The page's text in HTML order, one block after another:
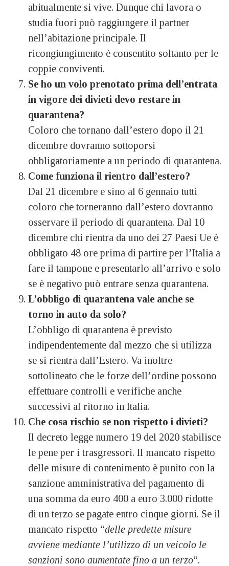
abitualmente si vive. Dunque chi lavora o
studia fuori può raggiungere il partner
nell’abitazione principale. Il
ricongiungimento è consentito soltanto per le
coppie conviventi.
Se ho un volo prenotato prima dell’entrata
in vigore dei divieti devo restare in
quarantena?
Coloro che tornano dall’estero dopo il 21
dicembre dovranno sottoporsi
obbligatoriamente a un periodo di quarantena.
Come funziona il rientro dall’estero?
Dal 21 dicembre e sino al 6 gennaio tutti
coloro che torneranno dall’estero dovranno
osservare il periodo di quarantena. Dal 10
dicembre chi rientra da uno dei 27 Paesi Ue è
obbligato 48 ore prima di partire per l’Italia a
fare il tampone e presentarlo all’arrivo e solo
se è negativo può entrare senza quarantena.
L’obbligo di quarantena vale anche se
torno in auto da solo?
L’obbligo di quarantena è previsto
indipendentemente dal mezzo che si utilizza
se si rientra dall’Estero. Va inoltre
sottolineato che le forze dell’ordine possono
effettuare controlli e verifiche anche
successivi al ritorno in Italia.
Che cosa rischio se non rispetto i divieti?
Il decreto legge numero 19 del 2020 stabilisce
le pene per i trasgressori. Il mancato rispetto
delle misure di contenimento è punito con la
sanzione amministrativa del pagamento di
una somma da euro 400 a euro 3.000 ridotte
di un terzo se pagate entro cinque giorni. Se il
mancato rispetto “delle predette misure
avviene mediante l’utilizzo di un veicolo le
sanzioni sono aumentate fino a un terzo“.